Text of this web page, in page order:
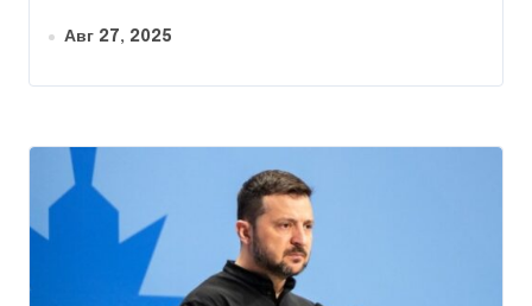
Авг 27, 2025